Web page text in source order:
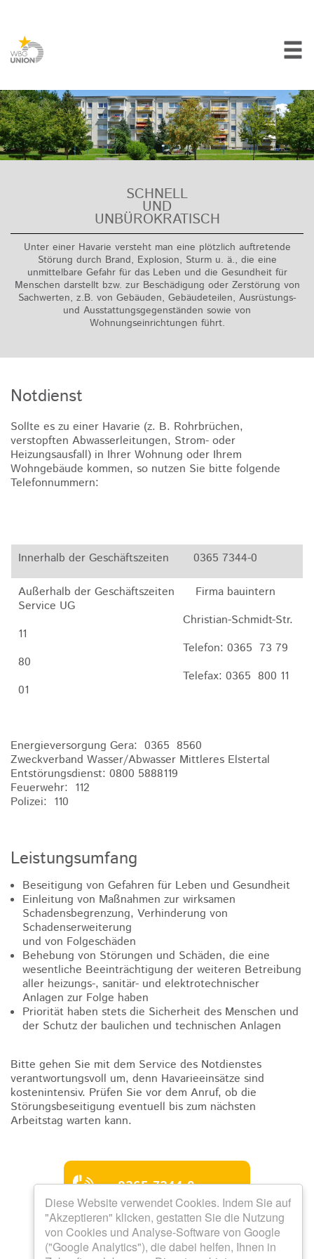
Diese Website verwendet Cookies. Indem Sie auf
"Akzeptieren" klicken, gestatten Sie die Nutzung
von Cookies und Analyse-Software von Google
("Google Analytics"), die dabei helfen, Ihnen in
SCHNELL
UND
UNBÜROKRATISCH
Unter einer Havarie versteht man eine plötzlich auftretende
Störung durch Brand, Explosion, Sturm u. ä., die eine
unmittelbare Gefahr für das Leben und die Gesundheit für
Menschen darstellt bzw. zur Beschädigung oder Zerstörung von
Sachwerten, z.B. von Gebäuden, Gebäudeteilen, Ausrüstungs-
und Ausstattungsgegenständen sowie von
Wohnungseinrichtungen führt.
Notdienst
Sollte es zu einer Havarie (z. B. Rohrbrüchen,
verstopften Abwasserleitungen, Strom- oder
Heizungsausfall) in Ihrer Wohnung oder Ihrem
Wohngebäude kommen, so nutzen Sie bitte folgende
Telefonnummern:
Innerhalb der Geschäftszeiten 0365 7344-0
Außerhalb der Geschäftszeiten Firma bauintern
Service UG
Christian-Schmidt-Str.
11
Telefon: 0365 73 79
80
Telefax: 0365 800 11
01
Energieversorgung Gera: 0365 8560
Zweckverband Wasser/Abwasser Mittleres Elstertal
Entstörungsdienst: 0800 5888119
Feuerwehr: 112
Polizei: 110
Leistungsumfang
Beseitigung von Gefahren für Leben und Gesundheit
Einleitung von Maßnahmen zur wirksamen
Schadensbegrenzung, Verhinderung von
Schadenserweiterung
und von Folgeschäden
Behebung von Störungen und Schäden, die eine
wesentliche Beeinträchtigung der weiteren Betreibung
aller heizungs-, sanitär- und elektrotechnischer
Anlagen zur Folge haben
Priorität haben stets die Sicherheit des Menschen und
der Schutz der baulichen und technischen Anlagen
Bitte gehen Sie mit dem Service des Notdienstes
verantwortungsvoll um, denn Havarieeinsätze sind
kostenintensiv. Prüfen Sie vor dem Anruf, ob die
Störungsbeseitigung eventuell bis zum nächsten
Arbeitstag warten kann.
0365 7344-0
Mo bis Do 8.00 - 12.00 Uhr
Mo bis Do 13.00 - 16.00
Uhr